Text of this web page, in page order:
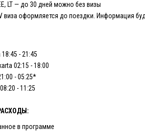
LT — до 30 дней можно без визы
виза оформляется до поездки. Информация
- 21:45
02:15 - 18:00
- 05:25*
- 11:25
в программе